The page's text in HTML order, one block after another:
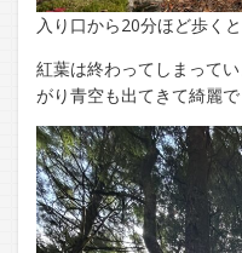
入り口から20分ほど歩く
紅葉は終わってしまって
がり青空も出てきて綺麗で